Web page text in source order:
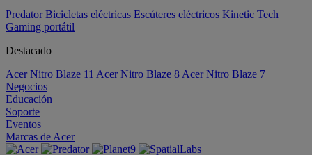
Predator Bicicletas eléctricas Escúteres eléctricos Kinetic Tech
Gaming portátil
Destacado
Acer Nitro Blaze 11 Acer Nitro Blaze 8 Acer Nitro Blaze 7
Negocios
Educación
Soporte
Eventos
Marcas de Acer